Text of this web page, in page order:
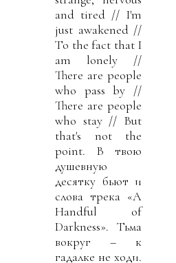
and tired // I'm
just awakened //
To the fact that I
am lonely //
There are people
who pass by //
There are people
who stay // But
that's not the
point. В твою
душевную
десятку бьют и
слова трека «A
Handful of
Darkness». Тьма
вокруг – к
гадалке не ходи.